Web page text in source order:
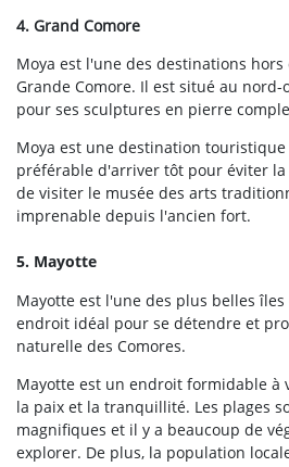
4. Grand Comore
Moya est l'une des destinations
Grande Comore. Il est situé au
pour ses sculptures en pierre
Moya est une destination
préférable d'arriver tôt pour éviter
de visiter le musée des arts
imprenable depuis l'ancien fort.
5. Mayotte
Mayotte est l'une des plus belles
endroit idéal pour se détendre et
naturelle des Comores.
Mayotte est un endroit formidable à
la paix et la tranquillité. Les plages
magnifiques et il y a beaucoup de
explorer. De plus, la population